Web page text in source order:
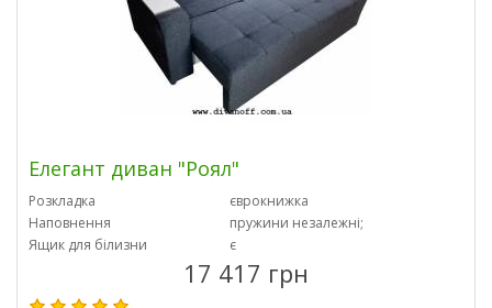
Елегант диван "Роял"
Розкладка
єврокнижка
Наповнення
пружини незалежні;
Ящик для білизни
є
17 417 грн